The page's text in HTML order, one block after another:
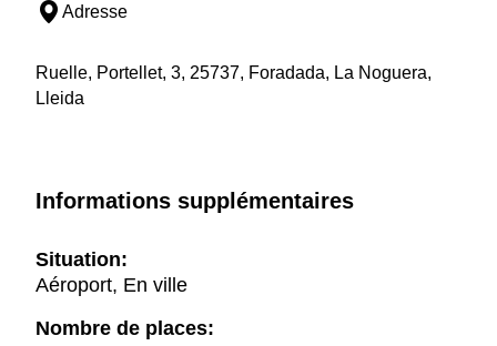
Adresse
Ruelle, Portellet, 3, 25737, Foradada, La Noguera,
Lleida
Informations supplémentaires
Situation:
Aéroport, En ville
Nombre de places: